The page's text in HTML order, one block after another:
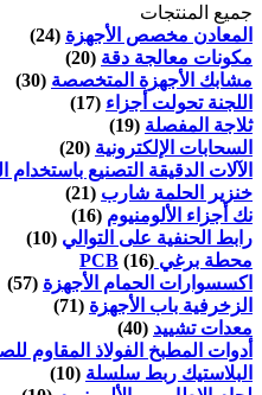
جميع المنتجات
المعادن مخصص الأجهزة (24)
مكونات معالجة دقة (20)
مشابك الأجهزة المتخصصة (30)
اللجنة تحولت أجزاء (17)
ثلاجة المفصلة (19)
السحابات الإلكترونية (20)
الآلات الدقيقة التصنيع
خنزير الحلمة شارب (21)
نك أجزاء الألومنيوم (16)
رابط الحنفية على التوالي (10)
محطة برغي PCB (16)
اكسسوارات الحمام الأجهزة (57)
الزخرفية باب الأجهزة (71)
معدات تشييد (40)
أدوات المطبخ الفولاذ المقاوم
البلاستيك ربط سلسلة (10)